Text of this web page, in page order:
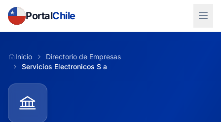
PortalChile
Inicio
Directorio de Empresas
Servicios Electronicos S a